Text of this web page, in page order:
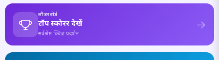
लीडरबोर्ड
टॉप स्कोरर देखें
सर्वश्रेष्ठ क्विज़ प्रदर्शन